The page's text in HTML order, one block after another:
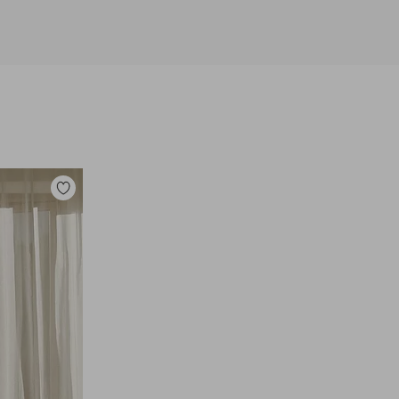
Dodaj